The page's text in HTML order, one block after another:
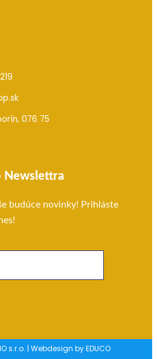
076 75
Newslettra
budúce novinky! Prihláste
s.r.o. | Webdesign by EDUCO